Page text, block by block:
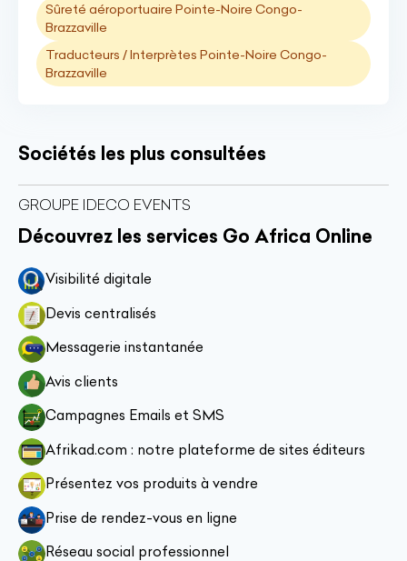
Sûreté aéroportuaire Pointe-Noire Congo-
Brazzaville
Traducteurs / Interprètes Pointe-Noire Congo-
Brazzaville
Sociétés les plus consultées
GROUPE IDECO EVENTS
Découvrez les services Go Africa Online
Visibilité digitale
Devis centralisés
Messagerie instantanée
Avis clients
Campagnes Emails et SMS
Afrikad.com : notre plateforme de sites éditeurs
Présentez vos produits à vendre
Prise de rendez-vous en ligne
Réseau social professionnel